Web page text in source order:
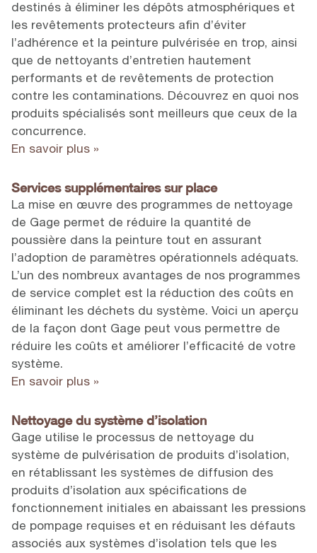
destinés à éliminer les dépôts atmosphériques et
les revêtements protecteurs afin d’éviter
l’adhérence et la peinture pulvérisée en trop, ainsi
que de nettoyants d’entretien hautement
performants et de revêtements de protection
contre les contaminations. Découvrez en quoi nos
produits spécialisés sont meilleurs que ceux de la
concurrence.
En savoir plus »
Services supplémentaires sur place
La mise en œuvre des programmes de nettoyage
de Gage permet de réduire la quantité de
poussière dans la peinture tout en assurant
l’adoption de paramètres opérationnels adéquats.
L’un des nombreux avantages de nos programmes
de service complet est la réduction des coûts en
éliminant les déchets du système. Voici un aperçu
de la façon dont Gage peut vous permettre de
réduire les coûts et améliorer l’efficacité de votre
système.
En savoir plus »
Nettoyage du système d’isolation
Gage utilise le processus de nettoyage du
système de pulvérisation de produits d’isolation,
en rétablissant les systèmes de diffusion des
produits d’isolation aux spécifications de
fonctionnement initiales en abaissant les pressions
de pompage requises et en réduisant les défauts
associés aux systèmes d’isolation tels que les